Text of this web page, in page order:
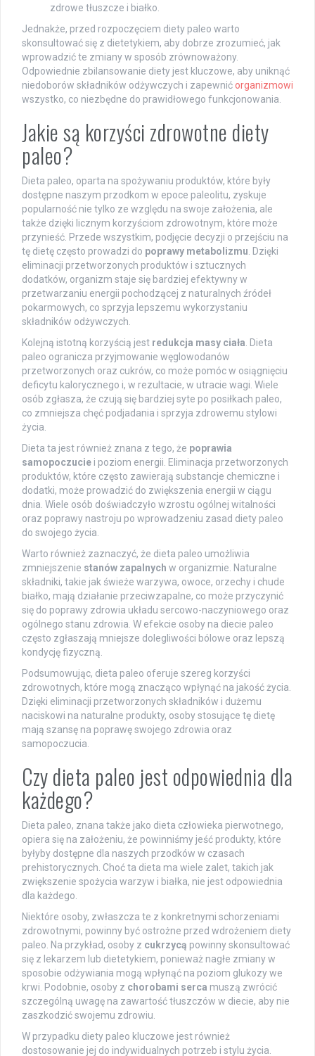
zdrowe tłuszcze i białko.
Jednakże, przed rozpoczęciem diety paleo warto
skonsultować się z dietetykiem, aby dobrze zrozumieć, jak
wprowadzić te zmiany w sposób zrównoważony.
Odpowiednie zbilansowanie diety jest kluczowe, aby uniknąć
niedoborów składników odżywczych i zapewnićorganizmowi
wszystko, co niezbędne do prawidłowego funkcjonowania.
Jakie są korzyści zdrowotne diety
paleo?
Dieta paleo, oparta na spożywaniu produktów, które były
dostępne naszym przodkom w epoce paleolitu, zyskuje
popularność nie tylko ze względu na swoje założenia, ale
także dzięki licznym korzyściom zdrowotnym, które może
przynieść. Przede wszystkim, podjęcie decyzji o przejściu na
tę dietę często prowadzi do poprawy metabolizmu . Dzięki
eliminacji przetworzonych produktów i sztucznych
dodatków, organizm staje się bardziej efektywny w
przetwarzaniu energii pochodzącej z naturalnych źródeł
pokarmowych, co sprzyja lepszemu wykorzystaniu
składników odżywczych.
Kolejną istotną korzyścią jest redukcja masy ciała . Dieta
paleo ogranicza przyjmowanie węglowodanów
przetworzonych oraz cukrów, co może pomóc w osiągnięciu
deficytu kalorycznego i, w rezultacie, w utracie wagi. Wiele
osób zgłasza, że czują się bardziej syte po posiłkach paleo,
co zmniejsza chęć podjadania i sprzyja zdrowemu stylowi
życia.
Dieta ta jest również znana z tego, że poprawia
samopoczucie i poziom energii. Eliminacja przetworzonych
produktów, które często zawierają substancje chemiczne i
dodatki, może prowadzić do zwiększenia energii w ciągu
dnia. Wiele osób doświadczyło wzrostu ogólnej witalności
oraz poprawy nastroju po wprowadzeniu zasad diety paleo
do swojego życia.
Warto również zaznaczyć, że dieta paleo umożliwia
zmniejszenie stanów zapalnych w organizmie. Naturalne
składniki, takie jak świeże warzywa, owoce, orzechy i chude
białko, mają działanie przeciwzapalne, co może przyczynić
się do poprawy zdrowia układu sercowo-naczyniowego oraz
ogólnego stanu zdrowia. W efekcie osoby na diecie paleo
często zgłaszają mniejsze dolegliwości bólowe oraz lepszą
kondycję fizyczną.
Podsumowując, dieta paleo oferuje szereg korzyści
zdrowotnych, które mogą znacząco wpłynąć na jakość życia.
Dzięki eliminacji przetworzonych składników i dużemu
naciskowi na naturalne produkty, osoby stosujące tę dietę
mają szansę na poprawę swojego zdrowia oraz
samopoczucia.
Czy dieta paleo jest odpowiednia dla
każdego?
Dieta paleo, znana także jako dieta człowieka pierwotnego,
opiera się na założeniu, że powinniśmy jeść produkty, które
byłyby dostępne dla naszych przodków w czasach
prehistorycznych. Choć ta dieta ma wiele zalet, takich jak
zwiększenie spożycia warzyw i białka, nie jest odpowiednia
dla każdego.
Niektóre osoby, zwłaszcza te z konkretnymi schorzeniami
zdrowotnymi, powinny być ostrożne przed wdrożeniem diety
paleo. Na przykład, osoby z cukrzycą powinny skonsultować
się z lekarzem lub dietetykiem, ponieważ nagłe zmiany w
sposobie odżywiania mogą wpłynąć na poziom glukozy we
krwi. Podobnie, osoby z chorobami serca muszą zwrócić
szczególną uwagę na zawartość tłuszczów w diecie, aby nie
zaszkodzić swojemu zdrowiu.
W przypadku diety paleo kluczowe jest również
dostosowanie jej do indywidualnych potrzeb i stylu życia.